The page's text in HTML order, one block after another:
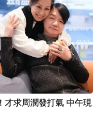
才求周潤發打氣 中午現